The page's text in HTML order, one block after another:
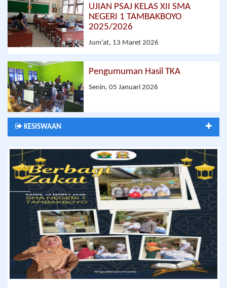
UJIAN PSAJ KELAS XII SMA
NEGERI 1 TAMBAKBOYO
2025/2026
Jum'at, 13 Maret 2026
Pengumuman Hasil TKA
Senin, 05 Januari 2026
KESISWAAN